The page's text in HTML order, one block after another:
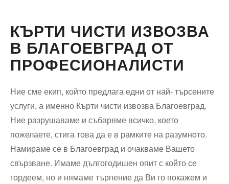
КЪРТИ ЧИСТИ ИЗВОЗВА
В БЛАГОЕВГРАД ОТ
ПРОФЕСИОНАЛИСТИ
Ние сме екип, който предлага едни от най- търсените
услуги, а именно Кърти чисти извозва Благоевград.
Ние разрушаваме и събаряме всичко, което
пожелаете, стига това да е в рамките на разумното.
Намираме се в Благоевград и очакваме Вашето
свързване. Имаме дългогодишен опит с който се
гордеем, но и нямаме търпение да Ви го покажем и